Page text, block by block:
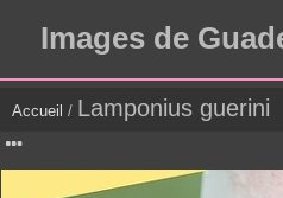
Images de
Accueil / Lamponius guerini